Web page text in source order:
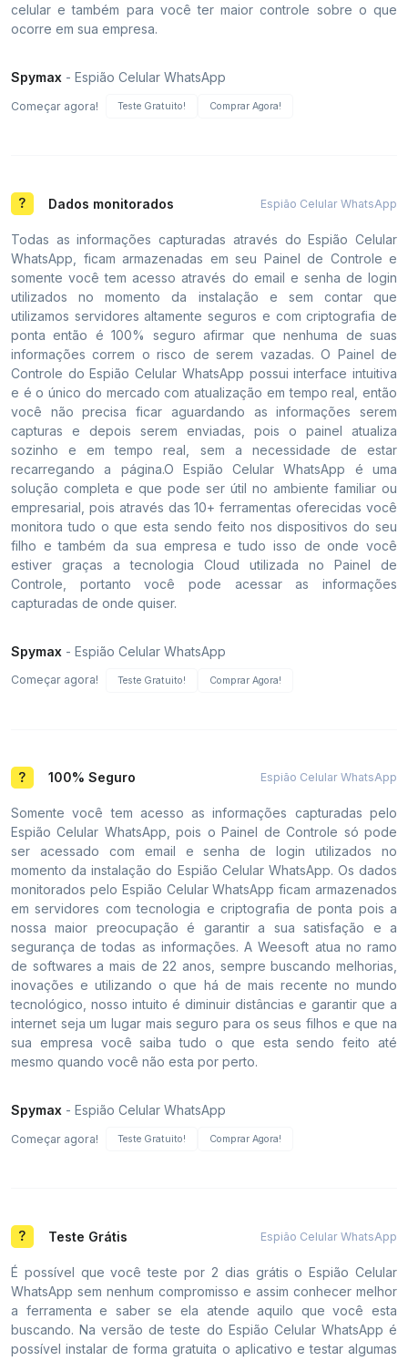
celular e também para você ter maior controle sobre o que
ocorre em sua empresa.
Spymax - Espião Celular WhatsApp
Começar agora! Teste Gratuito! Comprar Agora!
Dados monitorados Espião Celular WhatsApp
Todas as informações capturadas através do Espião Celular
WhatsApp, ficam armazenadas em seu Painel de Controle e
somente você tem acesso através do email e senha de login
utilizados no momento da instalação e sem contar que
utilizamos servidores altamente seguros e com criptografia de
ponta então é 100% seguro afirmar que nenhuma de suas
informações correm o risco de serem vazadas. O Painel de
Controle do Espião Celular WhatsApp possui interface intuitiva
e é o único do mercado com atualização em tempo real, então
você não precisa ficar aguardando as informações serem
capturas e depois serem enviadas, pois o painel atualiza
sozinho e em tempo real, sem a necessidade de estar
recarregando a página.O Espião Celular WhatsApp é uma
solução completa e que pode ser útil no ambiente familiar ou
empresarial, pois através das 10+ ferramentas oferecidas você
monitora tudo o que esta sendo feito nos dispositivos do seu
filho e também da sua empresa e tudo isso de onde você
estiver graças a tecnologia Cloud utilizada no Painel de
Controle, portanto você pode acessar as informações
capturadas de onde quiser.
Spymax - Espião Celular WhatsApp
Começar agora! Teste Gratuito! Comprar Agora!
100% Seguro Espião Celular WhatsApp
Somente você tem acesso as informações capturadas pelo
Espião Celular WhatsApp, pois o Painel de Controle só pode
ser acessado com email e senha de login utilizados no
momento da instalação do Espião Celular WhatsApp. Os dados
monitorados pelo Espião Celular WhatsApp ficam armazenados
em servidores com tecnologia e criptografia de ponta pois a
nossa maior preocupação é garantir a sua satisfação e a
segurança de todas as informações. A Weesoft atua no ramo
de softwares a mais de 22 anos, sempre buscando melhorias,
inovações e utilizando o que há de mais recente no mundo
tecnológico, nosso intuito é diminuir distâncias e garantir que a
internet seja um lugar mais seguro para os seus filhos e que na
sua empresa você saiba tudo o que esta sendo feito até
mesmo quando você não esta por perto.
Spymax - Espião Celular WhatsApp
Começar agora! Teste Gratuito! Comprar Agora!
Teste Grátis Espião Celular WhatsApp
É possível que você teste por 2 dias grátis o Espião Celular
WhatsApp sem nenhum compromisso e assim conhecer melhor
a ferramenta e saber se ela atende aquilo que você esta
buscando. Na versão de teste do Espião Celular WhatsApp é
possível instalar de forma gratuita o aplicativo e testar algumas